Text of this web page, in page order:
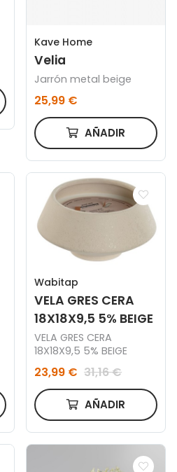
Kave Home
Velia
Jarrón metal beige
25,99 €
AÑADIR
Wabitap
VELA GRES CERA
18X18X9,5 5% BEIGE
VELA GRES CERA
18X18X9,5 5% BEIGE
23,99 € 31,16 €
AÑADIR